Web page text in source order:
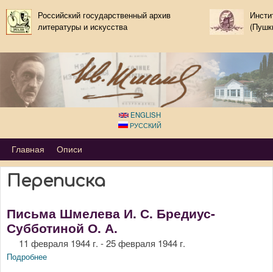
Перейти к основному
содержанию
Российский государственный архив
литературы и искусства
ENGLISH
РУССКИЙ
Primary_tsvetaeva for Ivan Shmelov
Главная Описи
Переписка
Письма Шмелева И. С. Бредиус-
Субботиной О. А.
11 февраля 1944 г. - 25 февраля 1944 г.
Подробнее